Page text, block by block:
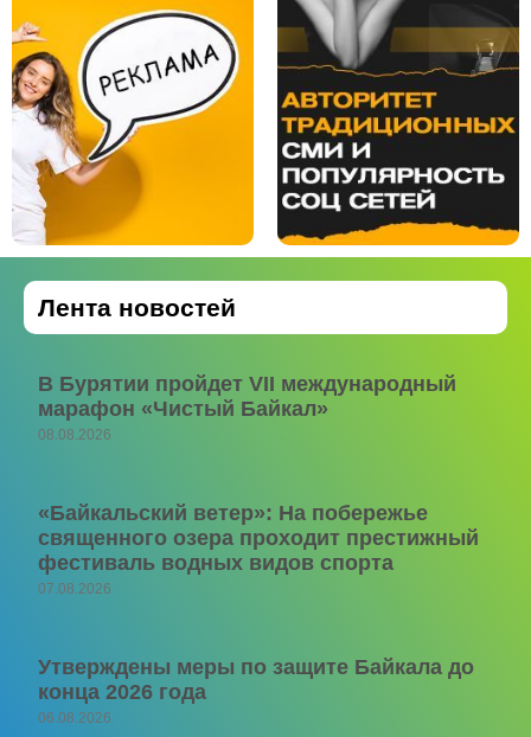
Лента новостей
В Бурятии пройдет VII международный
марафон «Чистый Байкал»
08.08.2026
«Байкальский ветер»: На побережье
священного озера проходит престижный
фестиваль водных видов спорта
07.08.2026
Утверждены меры по защите Байкала до
конца 2026 года
06.08.2026